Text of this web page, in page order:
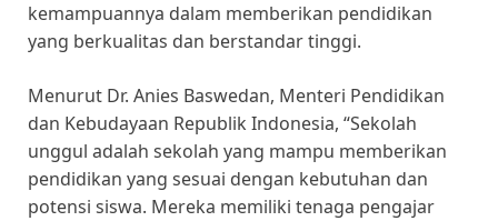
kemampuannya dalam memberikan pendidikan
yang berkualitas dan berstandar tinggi.
Menurut Dr. Anies Baswedan, Menteri Pendidikan
dan Kebudayaan Republik Indonesia, “Sekolah
unggul adalah sekolah yang mampu memberikan
pendidikan yang sesuai dengan kebutuhan dan
potensi siswa. Mereka memiliki tenaga pengajar